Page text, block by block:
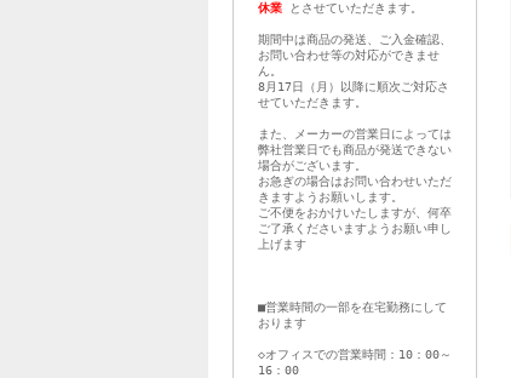
休業 とさせていただきます。
期間中は商品の発送、ご入金確認、
お問い合わせ等の対応ができませ
ん。
8月17日（月）以降に順次ご対応さ
せていただきます。
また、メーカーの営業日によっては
弊社営業日でも商品が発送できない
場合がございます。
お急ぎの場合はお問い合わせいただ
きますようお願いします。
ご不便をおかけいたしますが、何卒
ご了承くださいますようお願い申し
上げます
■営業時間の一部を在宅勤務にして
おります
◇オフィスでの営業時間：10：00～
16：00